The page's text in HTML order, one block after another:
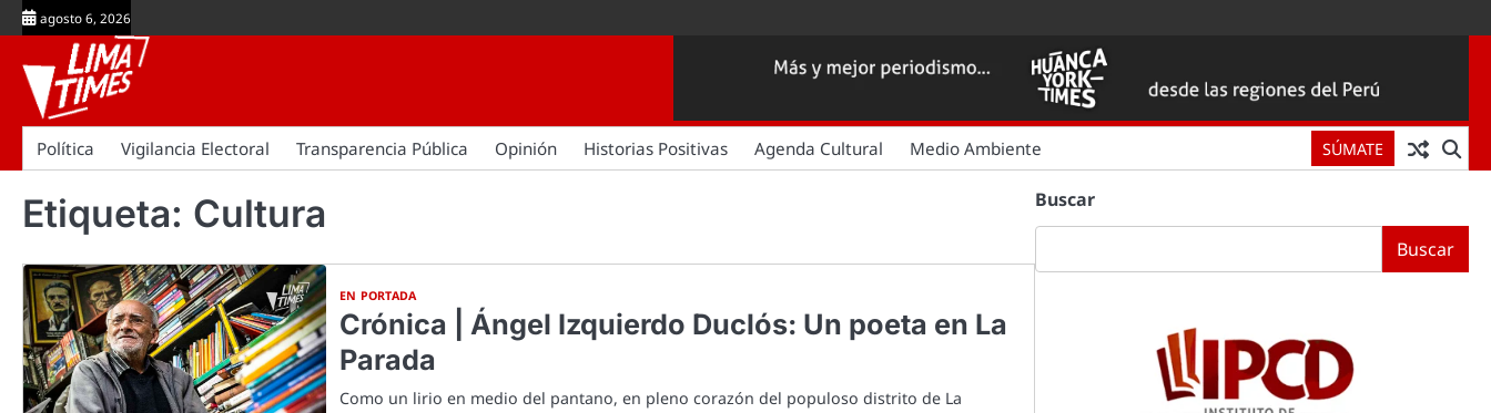
Skip
to
content
agosto 6, 2026
Política Vigilancia Electoral Transparencia Pública Opinión Historias Positivas Agenda Cultural Medio Ambiente SÚMATE
Etiqueta: Cultura
EN PORTADA
Crónica | Ángel Izquierdo Duclós: Un poeta en La
Parada
Como un lirio en medio del pantano, en pleno corazón del populoso distrito de La
Buscar
Buscar